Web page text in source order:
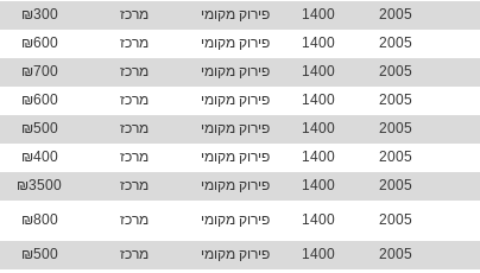
2005
1400 פירוק מקומי מרכז ₪300
2005
1400 פירוק מקומי מרכז ₪600
2005
1400 פירוק מקומי מרכז ₪700
2005
1400 פירוק מקומי מרכז ₪600
2005
1400 פירוק מקומי מרכז ₪500
2005
1400 פירוק מקומי מרכז ₪400
2005
1400 פירוק מקומי מרכז ₪3500
2005
1400 פירוק מקומי מרכז ₪800
2005
1400 פירוק מקומי מרכז ₪500